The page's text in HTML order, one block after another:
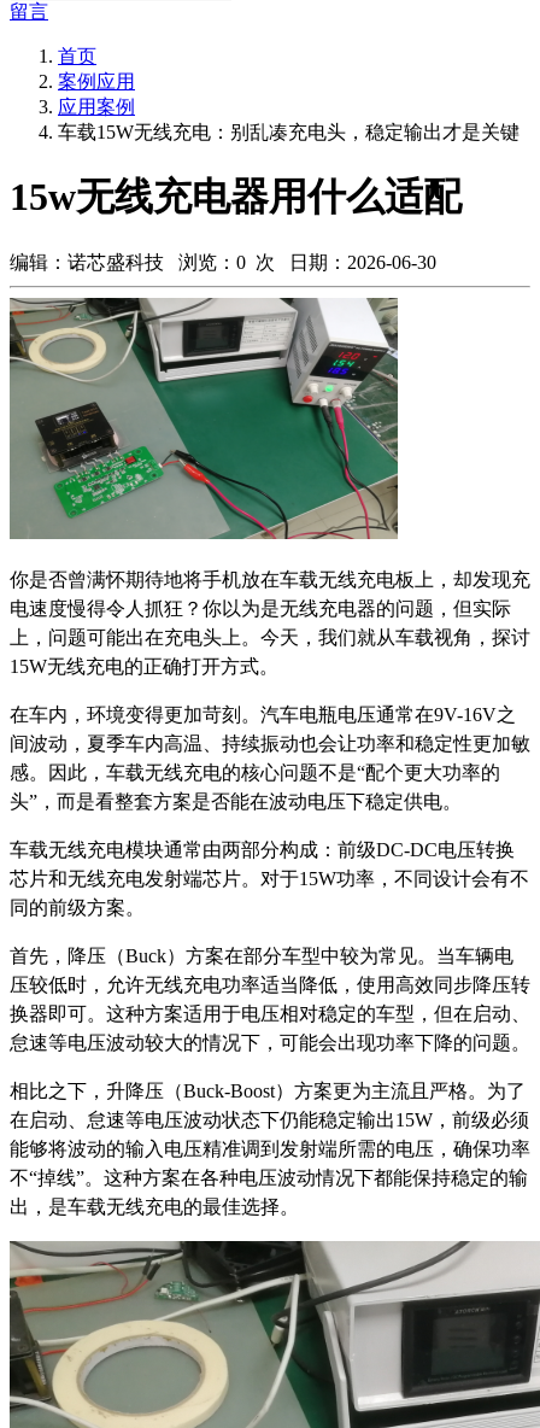
留言
首页
案例应用
应用案例
车载15W无线充电：别乱凑充电头，稳定输出才是关键
15w无线充电器用什么适配
编辑：诺芯盛科技 浏览： 0 次 日期：2026-06-30
你是否曾满怀期待地将手机放在车载无线充电板上，却发现充
电速度慢得令人抓狂？你以为是无线充电器的问题，但实际
上，问题可能出在充电头上。今天，我们就从车载视角，探讨
15W无线充电的正确打开方式。
在车内，环境变得更加苛刻。汽车电瓶电压通常在9V-16V之
间波动，夏季车内高温、持续振动也会让功率和稳定性更加敏
感。因此，车载无线充电的核心问题不是“配个更大功率的
头”，而是看整套方案是否能在波动电压下稳定供电。
车载无线充电模块通常由两部分构成：前级DC-DC电压转换
芯片和无线充电发射端芯片。对于15W功率，不同设计会有不
同的前级方案。
首先，降压（Buck）方案在部分车型中较为常见。当车辆电
压较低时，允许无线充电功率适当降低，使用高效同步降压转
换器即可。这种方案适用于电压相对稳定的车型，但在启动、
怠速等电压波动较大的情况下，可能会出现功率下降的问题。
相比之下，升降压（Buck-Boost）方案更为主流且严格。为了
在启动、怠速等电压波动状态下仍能稳定输出15W，前级必须
能够将波动的输入电压精准调到发射端所需的电压，确保功率
不“掉线”。这种方案在各种电压波动情况下都能保持稳定的输
出，是车载无线充电的最佳选择。